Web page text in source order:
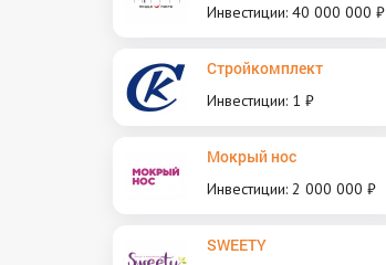
Инвестиции: 40 000 000 ₽
Стройкомплект
Инвестиции: 1 ₽
Мокрый нос
Инвестиции: 2 000 000 ₽
SWEETY